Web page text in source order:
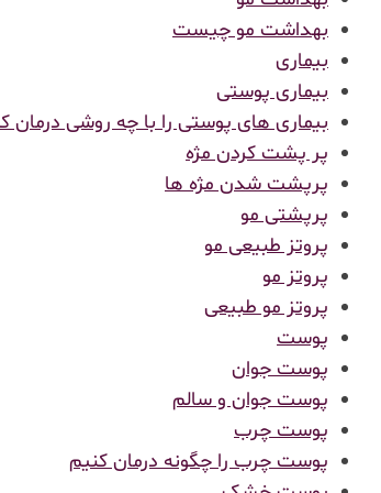
بهداشت مو چیست
بیماری
بیماری پوستی
بیماری های پوستی را با چه روشی درمان
پر پشت کردن مژه
پرپشت شدن مژه ها
پرپشتی مو
پروتز طبیعی مو
پروتز مو
پروتز مو طبیعی
پوست
پوست جوان
پوست جوان و سالم
پوست چرب
پوست چرب را چگونه درمان کنیم